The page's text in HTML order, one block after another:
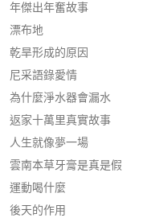
年傑出年奮故事
漂布地
乾旱形成的原因
尼采語錄愛情
為什麼淨水器會漏水
返家十萬里真實故事
人生就像夢一場
雲南本草牙膏是真是假
運動喝什麼
後天的作用